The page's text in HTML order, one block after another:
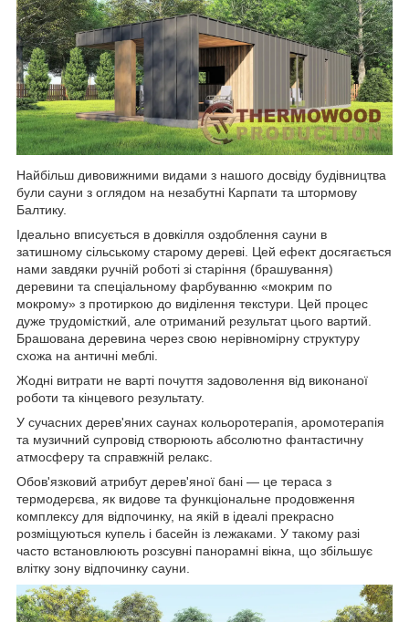
Найбільш дивовижними видами з нашого досвіду будівництва
були сауни з оглядом на незабутні Карпати та штормову
Балтику.
Ідеально вписується в довкілля оздоблення сауни в
затишному сільському старому дереві. Цей ефект досягається
нами завдяки ручній роботі зі старіння (брашування)
деревини та спеціальному фарбуванню «мокрим по
мокрому» з протиркою до виділення текстури. Цей процес
дуже трудомісткий, але отриманий результат цього вартий.
Брашована деревина через свою нерівномірну структуру
схожа на античні меблі.
Жодні витрати не варті почуття задоволення від виконаної
роботи та кінцевого результату.
У сучасних дерев'яних саунах кольоротерапія, аромотерапія
та музичний супровід створюють абсолютно фантастичну
атмосферу та справжній релакс.
Обов'язковий атрибут дерев'яної бані — це тераса з
термодерєва, як видове та функціональне продовження
комплексу для відпочинку, на якій в ідеалі прекрасно
розміщуються купель і басейн із лежаками. У такому разі
часто встановлюють розсувні панорамні вікна, що збільшує
влітку зону відпочинку сауни.